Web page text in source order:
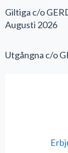
Giltiga c/o
Augusti 2026
Utgångna c/o